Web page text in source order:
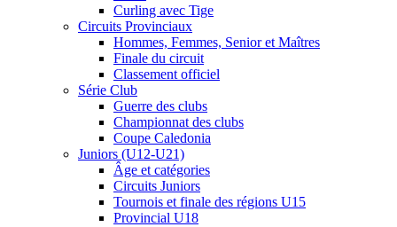
Curling avec Tige
Circuits Provinciaux
Hommes, Femmes, Senior et Maîtres
Finale du circuit
Classement officiel
Série Club
Guerre des clubs
Championnat des clubs
Coupe Caledonia
Juniors (U12-U21)
Âge et catégories
Circuits Juniors
Tournois et finale des régions U15
Provincial U18